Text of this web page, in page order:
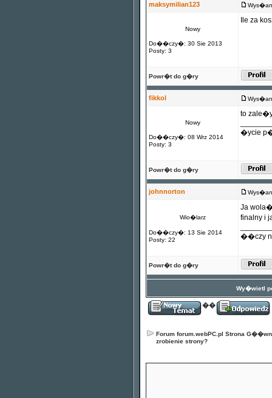
maksymilian123
Nowy
Do��czy�: 30 Sie 2013
Posty: 3
Ile za
Powr�t do g�ry
fikkol
Nowy
Do��czy�: 08 Wrz 2014
Posty: 3
to
�ycie
Powr�t do g�ry
johnnorton
Wio�larz
Do��czy�: 13 Sie 2014
Posty: 22
Ja
finalny i
��czy
Powr�t do g�ry
Wy�wietl
��
Forum forum.webPC.pl Strona
zrobienie strony?